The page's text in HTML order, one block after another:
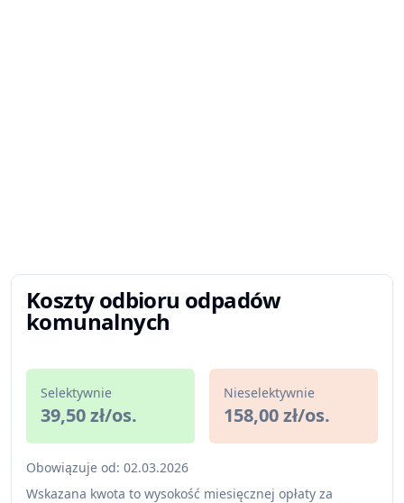
Koszty odbioru odpadów
komunalnych
Selektywnie
39,50 zł/os.
Nieselektywnie
158,00 zł/os.
Obowiązuje od: 02.03.2026
Wskazana kwota to wysokość miesięcznej opłaty za